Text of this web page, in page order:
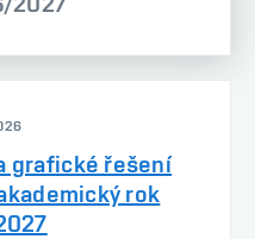
grafické řešení
rok